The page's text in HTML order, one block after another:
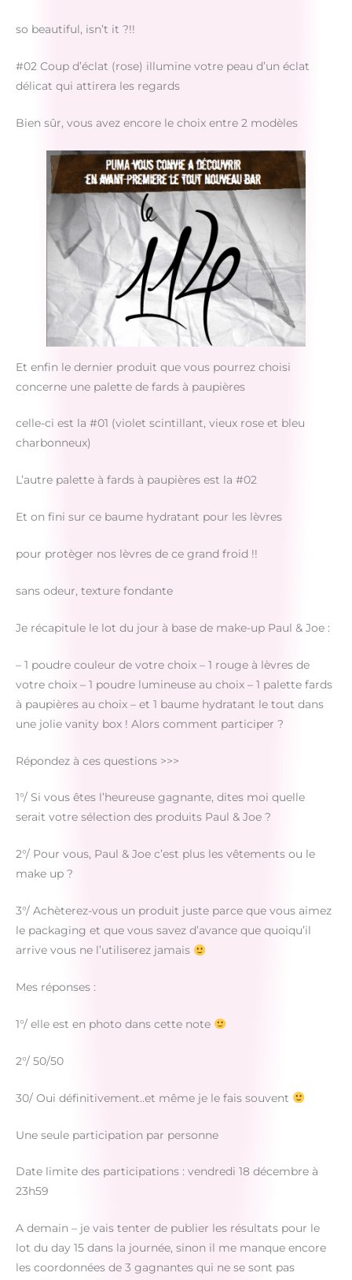
so beautiful, isn’t it ?!!
#02 Coup d’éclat (rose) illumine votre peau d’un éclat
délicat qui attirera les regards
Bien sûr, vous avez encore le choix entre 2 modèles
Et enfin le dernier produit que vous pourrez choisi
concerne une palette de fards à paupières
celle-ci est la #01 (violet scintillant, vieux rose et bleu
charbonneux)
L’autre palette à fards à paupières est la #02
Et on fini sur ce baume hydratant pour les lèvres
pour protèger nos lèvres de ce grand froid !!
sans odeur, texture fondante
Je récapitule le lot du jour à base de make-up Paul & Joe :
– 1 poudre couleur de votre choix – 1 rouge à lèvres de
votre choix – 1 poudre lumineuse au choix – 1 palette fards
à paupières au choix – et 1 baume hydratant le tout dans
une jolie vanity box ! Alors comment participer ?
Répondez à ces questions >>>
1°/ Si vous êtes l’heureuse gagnante, dites moi quelle
serait votre sélection des produits Paul & Joe ?
2°/ Pour vous, Paul & Joe c’est plus les vêtements ou le
make up ?
3°/ Achèterez-vous un produit juste parce que vous aimez
le packaging et que vous savez d’avance que quoiqu’il
arrive vous ne l’utiliserez jamais
Mes réponses :
1°/ elle est en photo dans cette note
2°/ 50/50
30/ Oui définitivement..et même je le fais souvent
Une seule participation par personne
Date limite des participations : vendredi 18 décembre à
23h59
A demain – je vais tenter de publier les résultats pour le
lot du day 15 dans la journée, sinon il me manque encore
les coordonnées de 3 gagnantes qui ne se sont pas